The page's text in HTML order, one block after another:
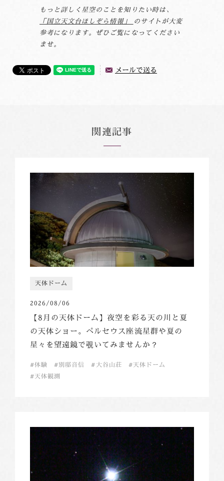
もっと詳しく星空のことを知りたい時は、
「国立天文台ほしぞら情報」
のサイトが大変
参考になります。ぜひご覧になってください
ませ。
メールで送る
関連記事
天体ドーム
2026/08/06
【8月の天体ドーム】夜空を彩る天の川と夏
の天体ショー。ペルセウス座流星群や夏の
星々を望遠鏡で覗いてみませんか？
体験 別邸音信 大谷山荘
天体ドーム
天体観測